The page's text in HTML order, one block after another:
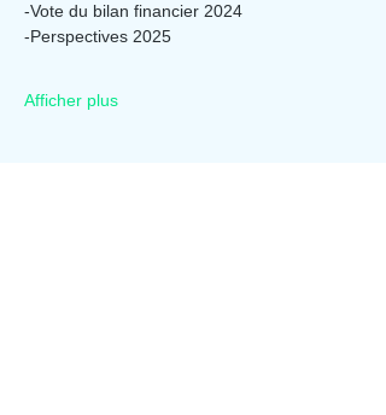
-Vote du bilan financier 2024
-Perspectives 2025
Afficher plus